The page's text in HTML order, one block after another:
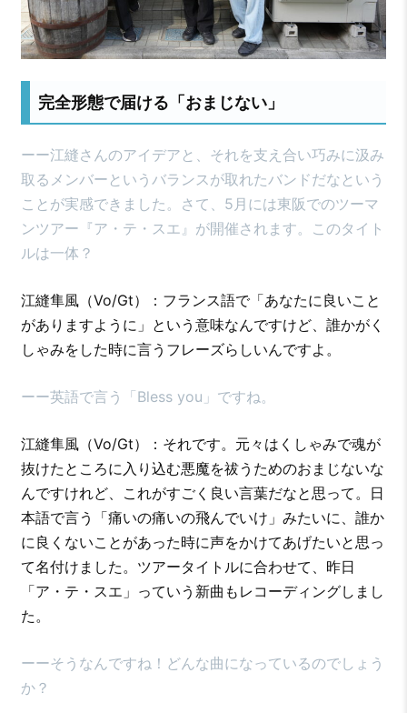
完全形態で届ける「おまじない」
ーー江縫さんのアイデアと、それを支え合い巧みに汲み
取るメンバーというバランスが取れたバンドだなという
ことが実感できました。さて、5月には東阪でのツーマ
ンツアー『ア・テ・スエ』が開催されます。このタイト
ルは一体？
江縫隼風（Vo/Gt）：フランス語で「あなたに良いこと
がありますように」という意味なんですけど、誰かがく
しゃみをした時に言うフレーズらしいんですよ。
ーー英語で言う「Bless you」ですね。
江縫隼風（Vo/Gt）：それです。元々はくしゃみで魂が
抜けたところに入り込む悪魔を祓うためのおまじないな
んですけれど、これがすごく良い言葉だなと思って。日
本語で言う「痛いの痛いの飛んでいけ」みたいに、誰か
に良くないことがあった時に声をかけてあげたいと思っ
て名付けました。ツアータイトルに合わせて、昨日
「ア・テ・スエ」っていう新曲もレコーディングしまし
た。
ーーそうなんですね！どんな曲になっているのでしょう
か？